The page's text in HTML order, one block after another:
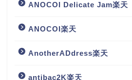
ANOCOI Delicate Jam楽天
ANOCOI楽天
AnotherADdress楽天
antibac2K楽天